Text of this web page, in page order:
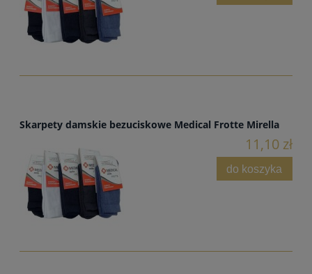
Skarpety damskie bezuciskowe Medical Frotte Mirella
11,10 zł
do koszyka